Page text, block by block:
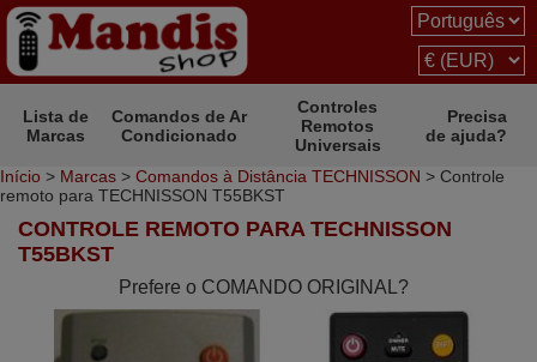
Lista de
Marcas
Comandos de Ar
Condicionado
Controles
Remotos
Universais
Precisa
de ajuda?
Início > Marcas > Comandos à Distância TECHNISSON > Controle
remoto para TECHNISSON T55BKST
CONTROLE REMOTO PARA TECHNISSON
T55BKST
Prefere o COMANDO ORIGINAL?